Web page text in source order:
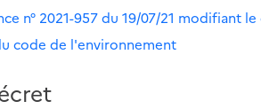
n° 2021-957 du 19/07/21 modifiant
code de l'environnement